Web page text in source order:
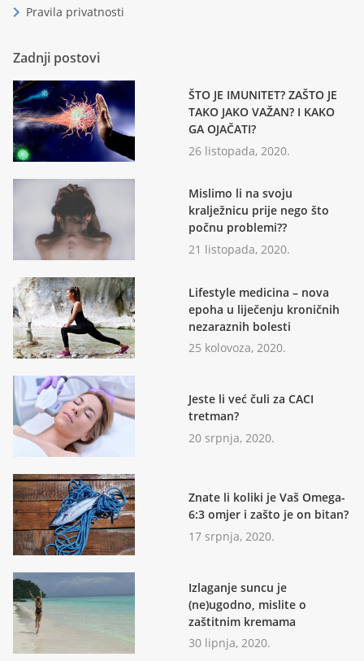
chevron_right Pravila privatnosti
Zadnji postovi
ŠTO JE IMUNITET? ZAŠTO JE
TAKO JAKO VAŽAN? I KAKO
GA OJAČATI?
26 listopada, 2020.
Mislimo li na svoju
kralježnicu prije nego što
počnu problemi??
21 listopada, 2020.
Lifestyle medicina – nova
epoha u liječenju kroničnih
nezaraznih bolesti
25 kolovoza, 2020.
Jeste li već čuli za CACI
tretman?
20 srpnja, 2020.
Znate li koliki je Vaš Omega-
6:3 omjer i zašto je on bitan?
17 srpnja, 2020.
Izlaganje suncu je
(ne)ugodno, mislite o
zaštitnim kremama
30 lipnja, 2020.